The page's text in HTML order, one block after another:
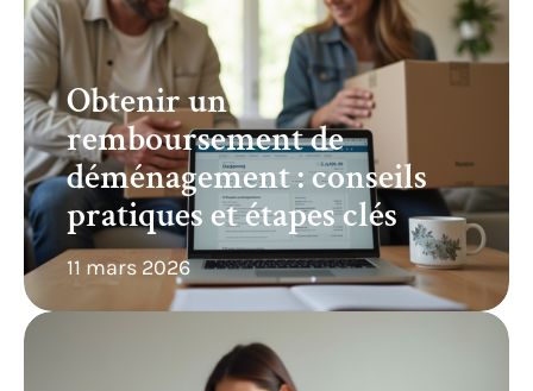
Obtenir un
remboursement de
déménagement : conseils
pratiques et étapes clés
11 mars 2026